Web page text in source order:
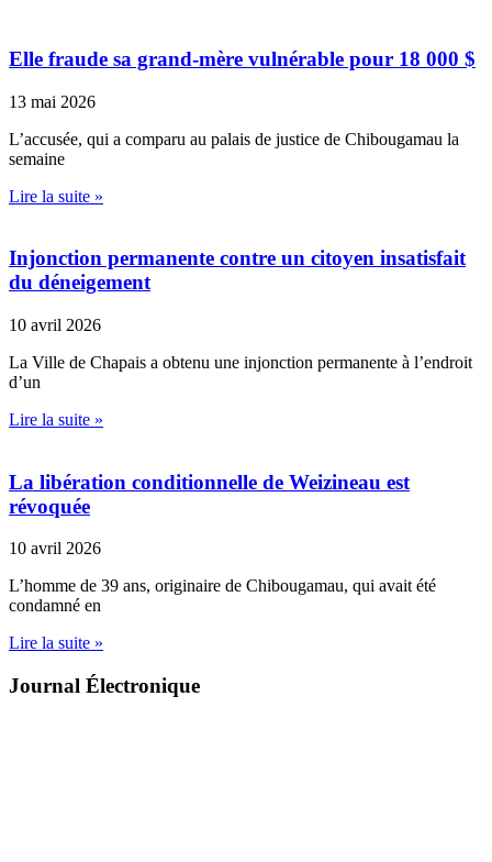
Elle fraude sa grand-mère vulnérable pour 18 000 $
13 mai 2026
L’accusée, qui a comparu au palais de justice de Chibougamau la
semaine
Lire la suite »
Injonction permanente contre un citoyen insatisfait
du déneigement
10 avril 2026
La Ville de Chapais a obtenu une injonction permanente à l’endroit
d’un
Lire la suite »
La libération conditionnelle de Weizineau est
révoquée
10 avril 2026
L’homme de 39 ans, originaire de Chibougamau, qui avait été
condamné en
Lire la suite »
Journal Électronique